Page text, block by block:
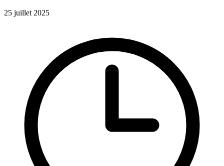
25 juillet 2025